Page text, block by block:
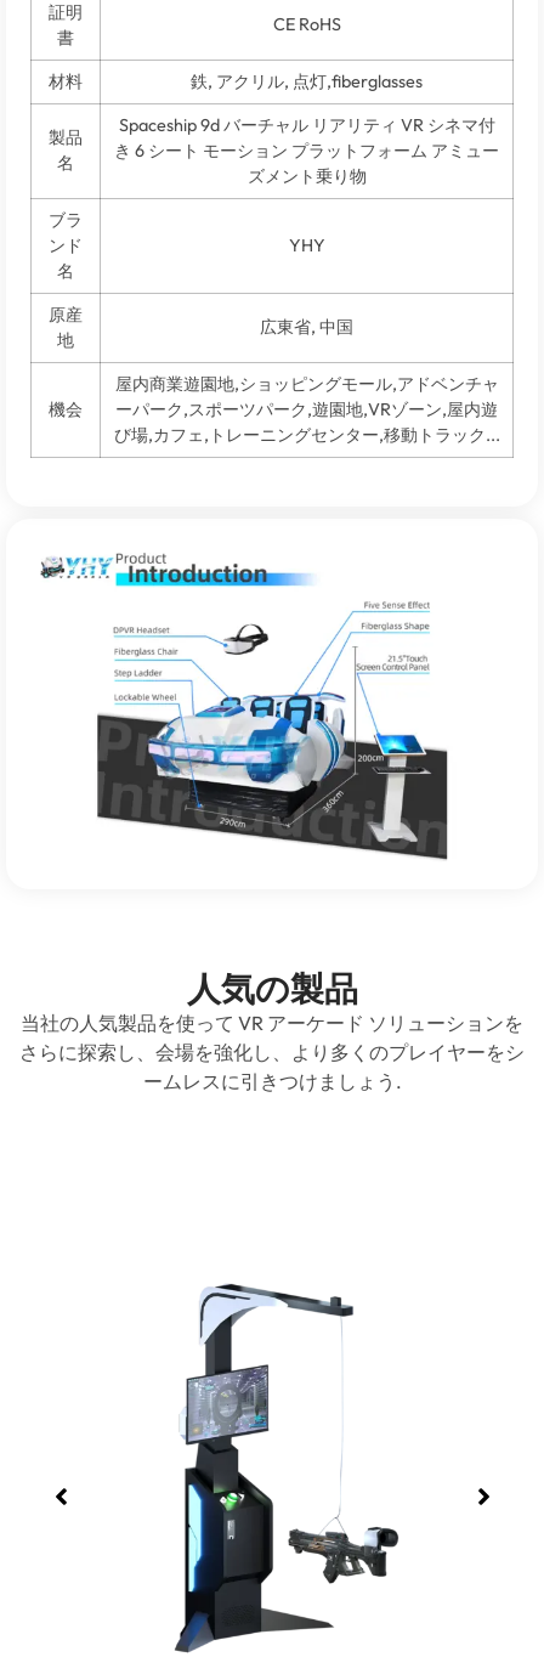
証明
書
CE RoHS
材料 鉄, アクリル, 点灯,fiberglasses
製品
名
Spaceship 9d バーチャル リアリティ VR シネマ付
き 6 シート モーション プラットフォーム アミュー
ズメント乗り物
ブラ
ンド
名
YHY
原産
地
広東省, 中国
機会
屋内商業遊園地,ショッピングモール,アドベンチャ
ーパーク,スポーツパーク,遊園地,VRゾーン,屋内遊
び場,カフェ,トレーニングセンター,移動トラック...
人気の製品
当社の人気製品を使って VR アーケード ソリューションを
さらに探索し、会場を強化し、より多くのプレイヤーをシ
ームレスに引きつけましょう.